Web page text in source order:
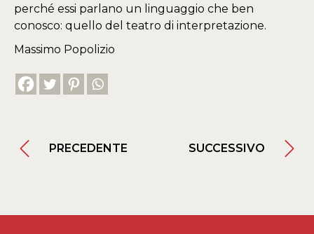
perché essi parlano un linguaggio che ben
conosco: quello del teatro di interpretazione.
Massimo Popolizio
PRECEDENTE SUCCESSIVO